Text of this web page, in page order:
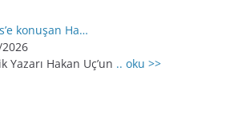
konuşan Ha…
Yazarı Hakan Uç’un .. oku >>